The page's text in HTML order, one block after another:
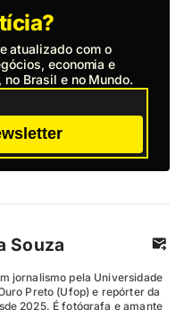
atualizado com o
economia e
Brasil e no Mundo.
Souza
jornalismo pela Universidade
Preto (Ufop) e repórter da
2025. É fotógrafa e amante